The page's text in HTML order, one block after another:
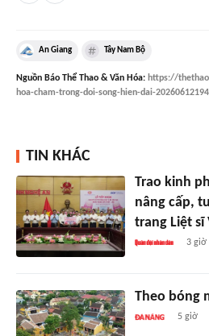
An Giang Tây Nam Bộ
Nguồn Báo Thể Thao & Văn Hóa: https://
hoa-cham-trong-doi-song-hien-dai-
TIN KHÁC
Trao kinh
nâng cấp,
trang Liệt sĩ
3 giờ
Theo bóng
5 giờ